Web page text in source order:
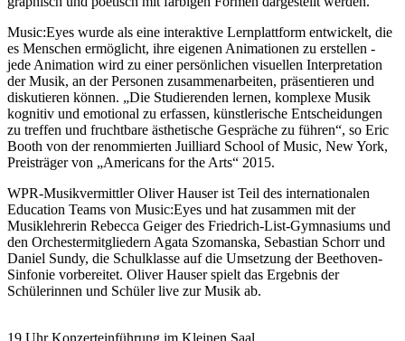
Music:Eyes wurde als eine interaktive Lernplattform entwickelt, die
es Menschen ermöglicht, ihre eigenen Animationen zu erstellen -
jede Animation wird zu einer persönlichen visuellen Interpretation
der Musik, an der Personen zusammenarbeiten, präsentieren und
diskutieren können. „Die Studierenden lernen, komplexe Musik
kognitiv und emotional zu erfassen, künstlerische Entscheidungen
zu treffen und fruchtbare ästhetische Gespräche zu führen“, so Eric
Booth von der renommierten Juilliard School of Music, New York,
Preisträger von „Americans for the Arts“ 2015.
WPR-Musikvermittler Oliver Hauser ist Teil des internationalen
Education Teams von Music:Eyes und hat zusammen mit der
Musiklehrerin Rebecca Geiger des Friedrich-List-Gymnasiums und
den Orchestermitgliedern Agata Szomanska, Sebastian Schorr und
Daniel Sundy, die Schulklasse auf die Umsetzung der Beethoven-
Sinfonie vorbereitet. Oliver Hauser spielt das Ergebnis der
Schülerinnen und Schüler live zur Musik ab.
19 Uhr Konzerteinführung im Kleinen Saal.